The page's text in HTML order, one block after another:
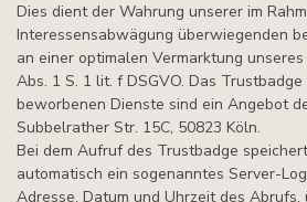
Dies dient der Wahrung unserer im
Interessensabwägung überwiegenden
an einer optimalen Vermarktung
Abs. 1 S. 1 lit. f DSGVO. Das
beworbenen Dienste sind ein Angebot
Subbelrather Str. 15C, 50823 Köln.
Bei dem Aufruf des Trustbadge
automatisch ein sogenanntes Server-
Adresse, Datum und Uhrzeit des Abrufs,